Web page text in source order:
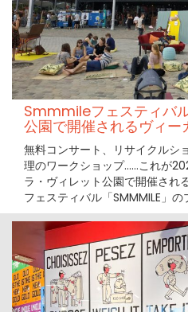
Smmmileフェスティバ
公園で開催されるヴィ
無料コンサート、リサイクルシ
理のワークショップ......これが
ラ・ヴィレット公園で開催され
フェスティバル「SMMMILE」の